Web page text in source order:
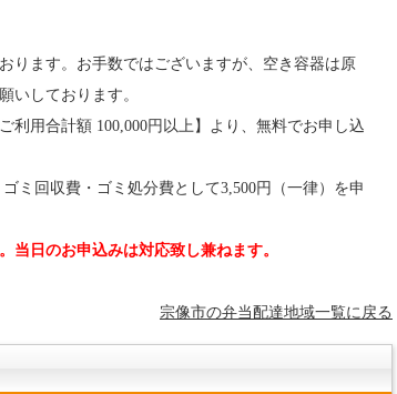
ます。お手数ではございますが、空き容器は原
いしております。
用合計額 100,000円以上】より、無料でお申し込
ミ回収費・ゴミ処分費として3,500円（一律）を申
日のお申込みは対応致し兼ねます。
宗像市の弁当配達地域一覧に戻る